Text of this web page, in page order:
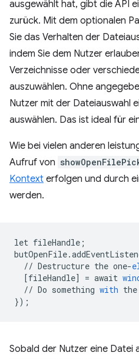
ausgewählt hat, gibt die API
zurück. Mit dem optionalen
Sie das Verhalten der
indem Sie dem Nutzer
Verzeichnisse oder
auszuwählen. Ohne
Nutzer mit der Dateiauswahl
auswählen. Das ist ideal für
Wie bei vielen anderen
Aufruf von
Kontext erfolgen und durch
werden.
let fileHandle ;
butOpenFile.
// Destructure the one-
[fileHandle] = await
// Do something with the
});
Sobald der Nutzer eine Datei